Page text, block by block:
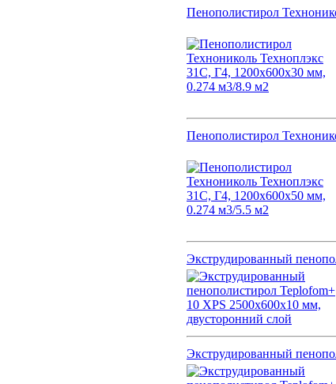
Пенополистирол
Пенополистирол
Экструдированный
Экструдированный